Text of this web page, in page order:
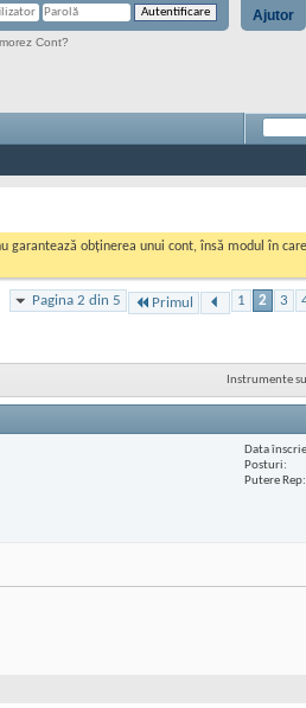
Ajutor
Cont?
garantează obținerea unui cont, însă modul în
Pagina 2 din 5 Primul 1 2 3
Instrumente
Data
Posturi
Putere Rep